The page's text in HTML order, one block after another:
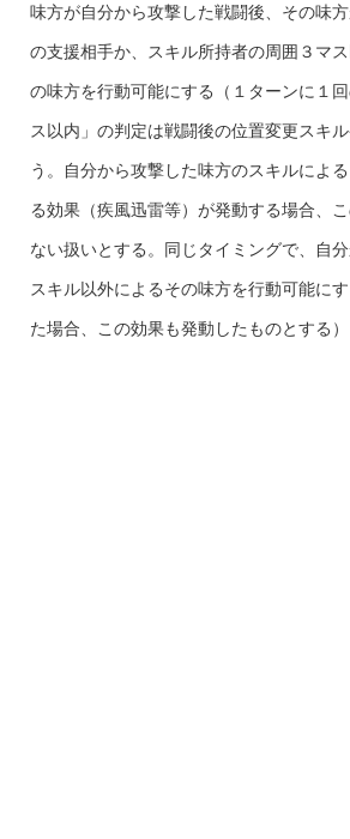
味方が自分から攻撃した戦闘後、その味
の支援相手か、スキル所持者の周囲３マ
の味方を行動可能にする（１ターンに１
ス以内」の判定は戦闘後の位置変更スキ
う。自分から攻撃した味方のスキルによ
る効果（疾風迅雷等）が発動する場合、
ない扱いとする。同じタイミングで、自
スキル以外によるその味方を行動可能に
た場合、この効果も発動したものとする）